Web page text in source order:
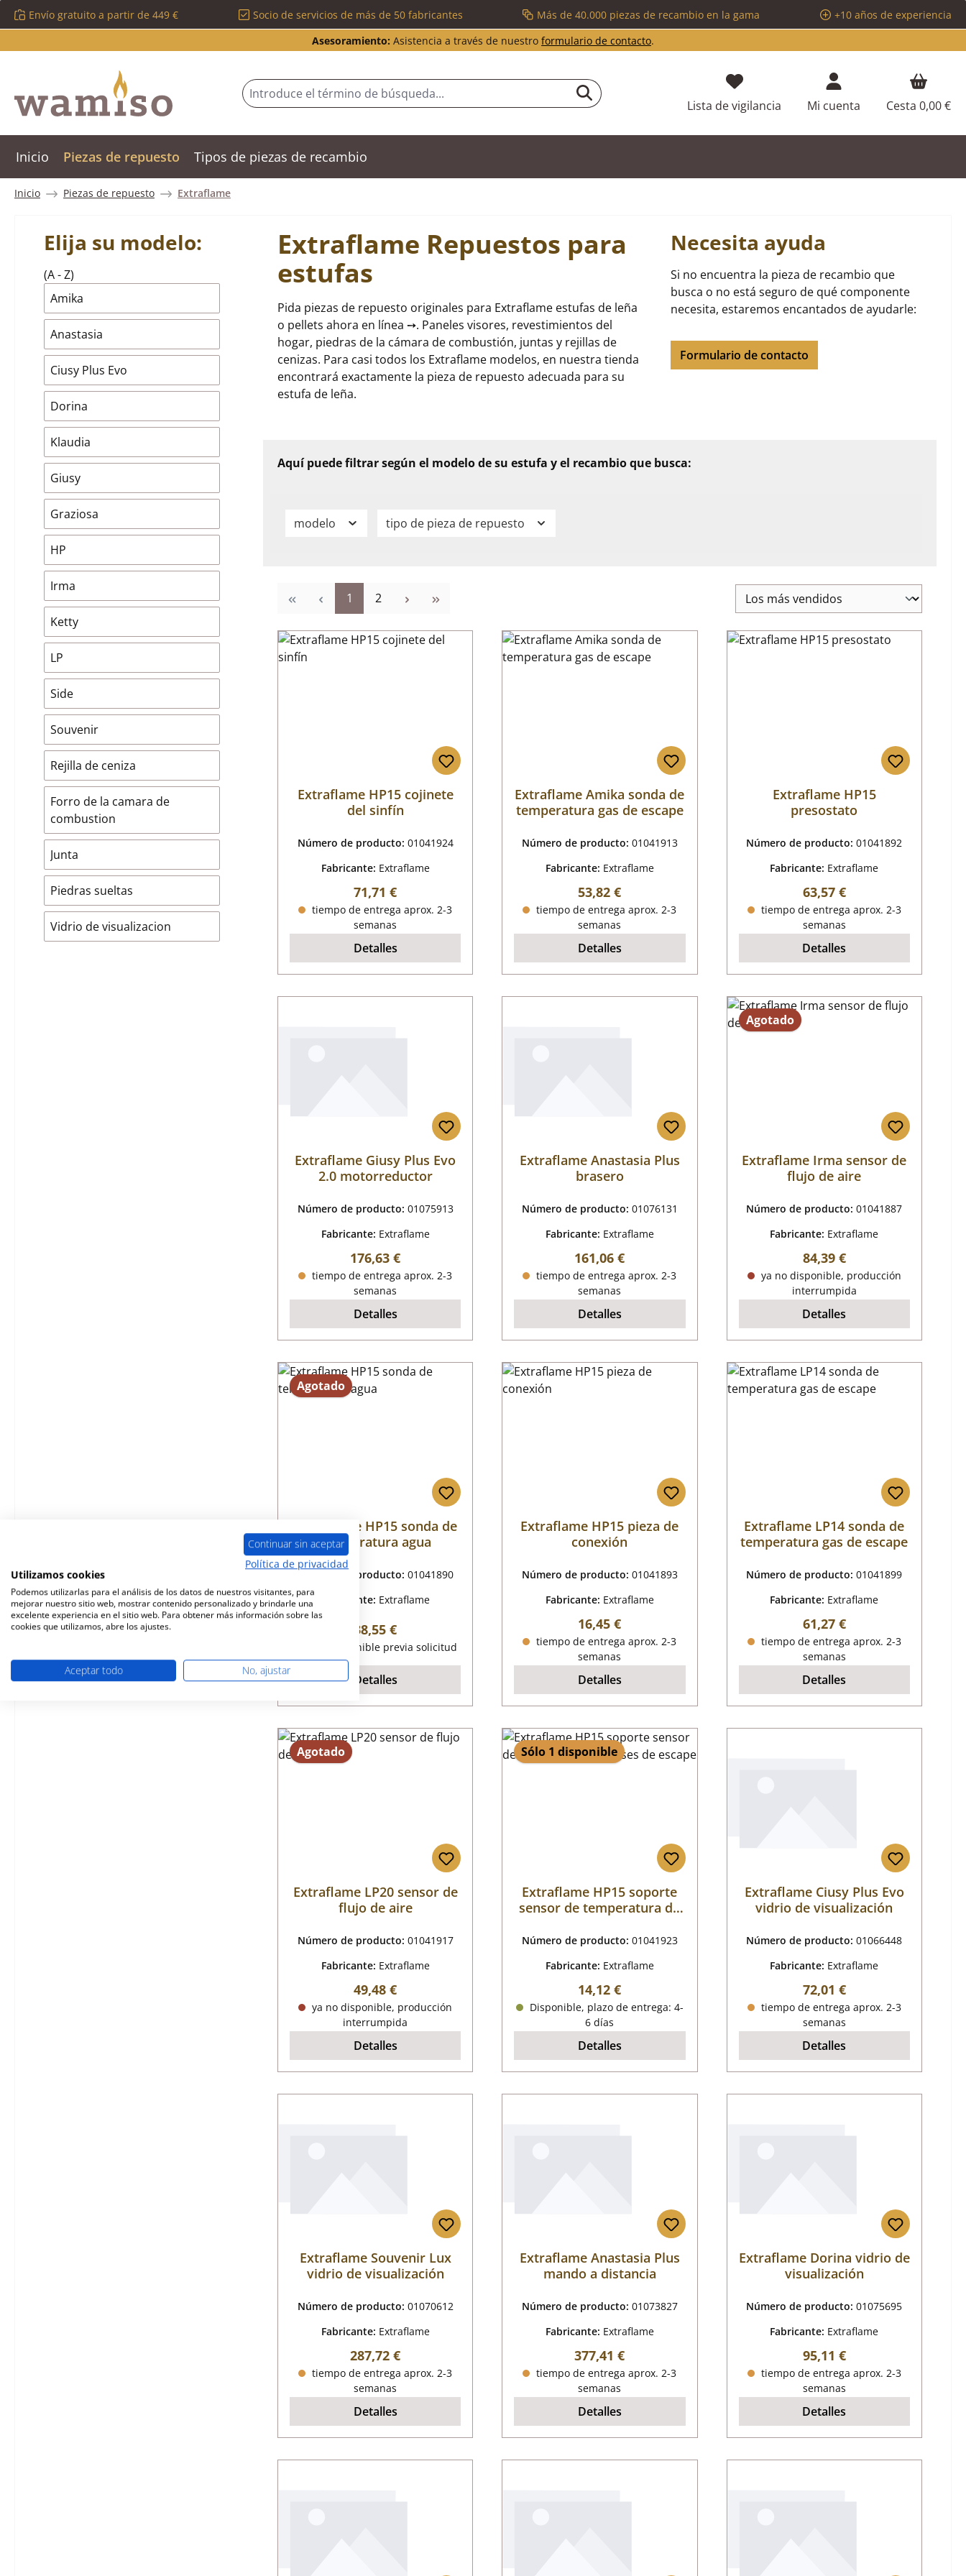
al contenido principal
Saltar a la búsqueda
Saltar a la navegación principal
Envío gratuito a partir de 449 € Socio de servicios de más de 50 fabricantes Más de 40.000 piezas de recambio en la gama
+10 años de experiencia
Asesoramiento: Asistencia a través de nuestro formulario de contacto.
Lista de vigilancia Tienes 0 artículos en tu lista de
Mi cuenta Cesta 0,00 €
Inicio Piezas de repuesto Tipos de piezas de recambio
Inicio Piezas de repuesto Extraflame
Elija su modelo:
(A - Z)
Amika
Anastasia
Ciusy Plus Evo
Dorina
Klaudia
Giusy
Graziosa
HP
Irma
Ketty
LP
Side
Souvenir
Rejilla de ceniza
Forro de la camara de
combustion
Junta
Piedras sueltas
Vidrio de visualizacion
Extraflame Repuestos para
estufas
Pida piezas de repuesto originales para Extraflame estufas de leña
o pellets ahora en línea ➙. Paneles visores, revestimientos del
hogar, piedras de la cámara de combustión, juntas y rejillas de
cenizas. Para casi todos los Extraflame modelos, en nuestra tienda
encontrará exactamente la pieza de repuesto adecuada para su
estufa de leña.
Necesita ayuda
Si no encuentra la pieza de recambio que
busca o no está seguro de qué componente
necesita, estaremos encantados de ayudarle:
Formulario de contacto
Aquí puede filtrar según el modelo de su estufa y el recambio que busca:
modelo tipo de pieza de repuesto
Página
1 Página
2
Extraflame HP15 cojinete
del sinfín
Número de producto: 01041924
Fabricante: Extraflame
Precio normal:
71,71 €
tiempo de entrega aprox. 2-3
semanas
Detalles
Extraflame Amika sonda de
temperatura gas de escape
Número de producto: 01041913
Fabricante: Extraflame
Precio normal:
53,82 €
tiempo de entrega aprox. 2-3
semanas
Detalles
Extraflame HP15
presostato
Número de producto:01041892
Fabricante: Extraflame
Precio normal:
63,57 €
tiempo de entrega aprox. 2-3
semanas
Detalles
Extraflame Giusy Plus Evo
2.0 motorreductor
Número de producto: 01075913
Fabricante: Extraflame
Precio normal:
176,63 €
tiempo de entrega aprox. 2-3
semanas
Detalles
Extraflame Anastasia Plus
brasero
Número de producto: 01076131
Fabricante: Extraflame
Precio normal:
161,06 €
tiempo de entrega aprox. 2-3
semanas
Detalles
Agotado
Extraflame Irma sensor de
flujo de aire
Número de producto:01041887
Fabricante: Extraflame
Precio normal:
84,39 €
ya no disponible, producción
interrumpida
Detalles
Agotado
Extraflame HP15 sonda de
temperatura agua
Número de producto: 01041890
Fabricante: Extraflame
Precio normal:
38,55 €
sólo disponible previa solicitud
Detalles
Extraflame HP15 pieza de
conexión
Número de producto: 01041893
Fabricante: Extraflame
Precio normal:
16,45 €
tiempo de entrega aprox. 2-3
semanas
Detalles
Extraflame LP14 sonda de
temperatura gas de escape
Número de producto:01041899
Fabricante: Extraflame
Precio normal:
61,27 €
tiempo de entrega aprox. 2-3
semanas
Detalles
Agotado
Extraflame LP20 sensor de
flujo de aire
Número de producto: 01041917
Fabricante: Extraflame
Precio normal:
49,48 €
ya no disponible, producción
interrumpida
Detalles
Sólo 1 disponible
Extraflame HP15 soporte
sensor de temperatura de
Número de producto: 01041923
Fabricante: Extraflame
Precio normal:
14,12 €
Disponible, plazo de entrega: 4-
6 días
Detalles
Extraflame Ciusy Plus Evo
vidrio de visualización
Número de producto:01066448
Fabricante: Extraflame
Precio normal:
72,01 €
tiempo de entrega aprox. 2-3
semanas
Detalles
Extraflame Souvenir Lux
vidrio de visualización
Número de producto: 01070612
Fabricante: Extraflame
Precio normal:
287,72 €
tiempo de entrega aprox. 2-3
semanas
Detalles
Extraflame Anastasia Plus
mando a distancia
Número de producto: 01073827
Fabricante: Extraflame
Precio normal:
377,41 €
tiempo de entrega aprox. 2-3
semanas
Detalles
Extraflame Dorina vidrio de
visualización
Número de producto:01075695
Fabricante: Extraflame
Precio normal:
95,11 €
tiempo de entrega aprox. 2-3
semanas
Detalles
Continuar sin aceptar
Política de privacidad
Utilizamos cookies
Podemos utilizarlas para el análisis de los datos de nuestros visitantes, para
mejorar nuestro sitio web, mostrar contenido personalizado y brindarle una
excelente experiencia en el sitio web. Para obtener más información sobre las
cookies que utilizamos, abre los ajustes.
Aceptar todo No, ajustar